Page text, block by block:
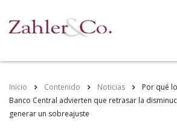
Inicio Contenido Noticias
Por qué
Banco Central advierten que retrasar la
generar un sobreajuste